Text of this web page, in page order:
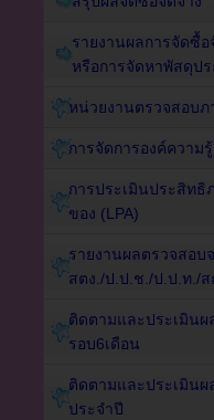
รายงานผลการจัดซื้อ
หรือการจัดหาพัสดุปร
หน่วยงานตรวจสอบภ
การจัดการองค์ความ
การประเมินประสิทธิ
ของ (LPA)
รายงานผลตรวจสอบ
สตง./ป.ป.ช./ป.ป.ท./ส
ติดตามและประเมินผ
รอบ6เดือน
ติดตามและประเมินผ
ประจำปี